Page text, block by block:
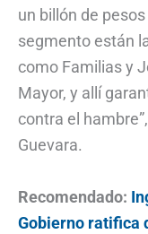
un billón de
segmento están
como Familias y
Mayor, y allí
contra el
Guevara.
Recomendado:
Gobierno ratifica